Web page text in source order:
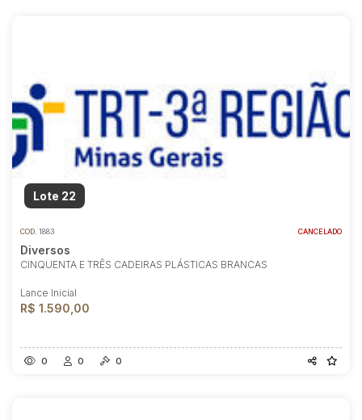
Lote 22
COD. 1883 CANCELADO
Diversos
CINQUENTA E TRÊS CADEIRAS PLÁSTICAS BRANCAS
Lance Inicial
R$ 1.590,00
0 0 0